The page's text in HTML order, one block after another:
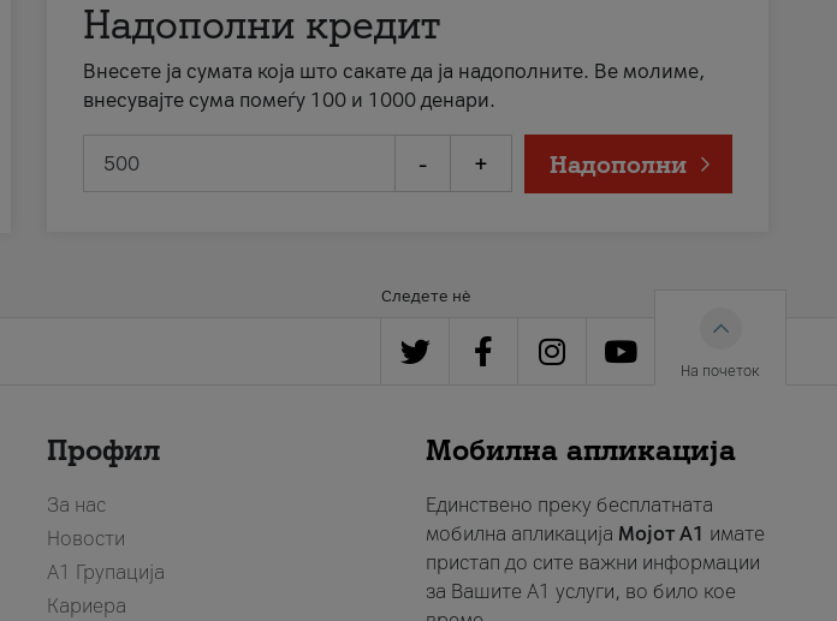
Надополни кредит
Внесете ја сумата која што сакате да ја надополните. Ве молиме,
внесувајте сума помеѓу 100 и 1000 денари.
- + Надополни
Следете нè
На почеток
Профил
За нас
Новости
А1 Групација
Кариера
Мобилна апликација
Единствено преку бесплатната
мобилна апликација Мојот A1 имате
пристап до сите важни информации
за Вашите A1 услуги, во било кое